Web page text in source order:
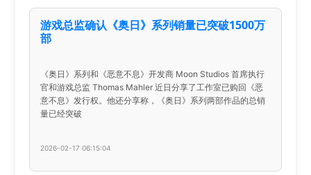
游戏总监确认《奥日》系列销量已突破1500万
部
《奥日》系列和《恶意不息》开发商 Moon Studios 首席执行
官和游戏总监 Thomas Mahler 近日分享了工作室已购回《恶
意不息》发行权。他还分享称，《奥日》系列两部作品的总销
量已经突破
2026-02-17 06:15:04